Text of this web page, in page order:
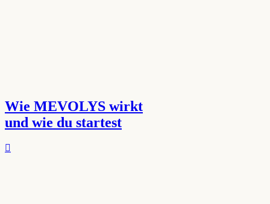
Wie MEVOLYS wirkt
und wie du startest